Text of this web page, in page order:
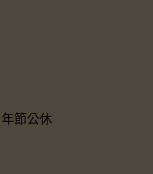
節公休